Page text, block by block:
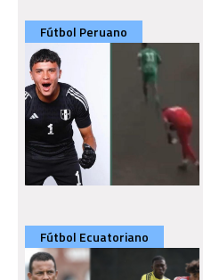
Fútbol Peruano
Fútbol Ecuatoriano